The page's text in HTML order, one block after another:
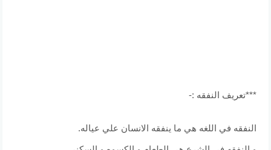
***تعريف النفقه :-
النفقه في اللغه هي ما ينفقه الانسان علي عياله.